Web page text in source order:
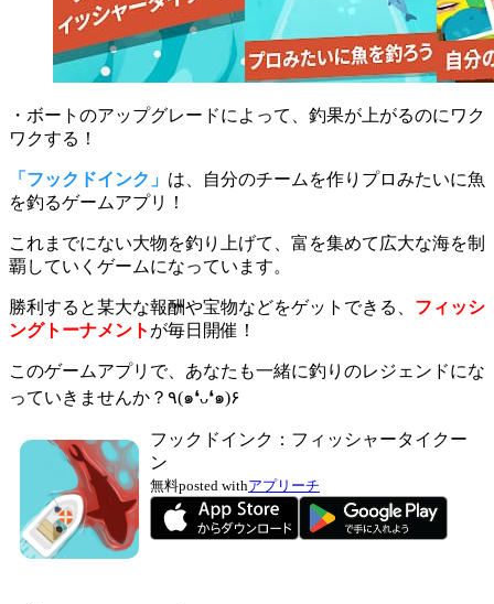
・ボートのアップグレードによって、釣果が上がるのにワク
ワクする！
「フックドインク」 は、自分のチームを作りプロみたいに魚
を釣るゲームアプリ！
これまでにない大物を釣り上げて、 富を集めて広大な海を制
覇していくゲームになっています。
勝利すると某大な報酬や宝物などをゲットできる、 フィッシ
ングトーナメント が毎日開催！
このゲームアプリで、あなたも一緒に釣りのレジェンドにな
っていきませんか？٩(๑❛ᴗ❛๑)۶
フックドインク：フィッシャータイクー
ン
無料posted withアプリーチ